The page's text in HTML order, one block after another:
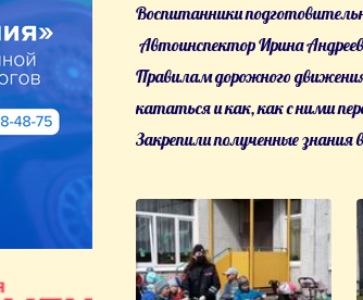
Воспитанники
Автоинспектор Ирина
Правилам дорожного
кататься и как, как с ними
Закрепили полученные